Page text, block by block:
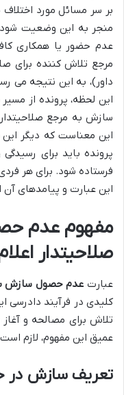
بر سر مسائل مورد
منجر به این وضعیت
عدم حضور یا همکاری
مرجع تلاش کننده برای
داور)، به این نتیجه می
این لحظه، پرونده از
سازش به مرجع
این معناست که دیگر
پرونده باید برای
فرستاده شود. برای هر
این عبارت و پیامدهای آن
مفهوم عدم
صلاحیتدار
عبارت عدم حصول سازش
کلیدی در فرآیند دادرسی
تلاش برای مصالحه و
عمیق این مفهوم، لازم
تعریف سازش در